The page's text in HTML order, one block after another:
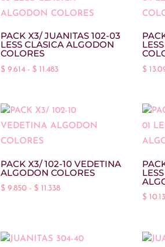
PACK X3/ JUANITAS 102-03
LESS CLASICA ALGODON
COLORES
$9.614 - $11.483Rango
desde
$ 9.614
$ 11.483
$
PACK X3/ 102-10 VEDETINA
ALGODON COLORES
$9.850 - $11.338Rango
desde
$